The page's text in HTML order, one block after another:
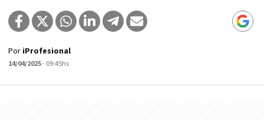
Por iProfesional
14/04/2025- 09:45hs